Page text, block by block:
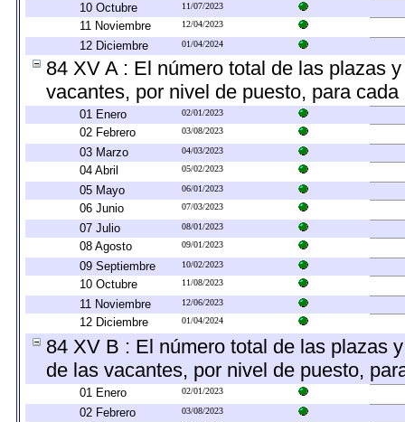
10 Octubre 11/07/2023
11 Noviembre 12/04/2023
12 Diciembre 01/04/2024
84 XV A : El número total de las plazas
vacantes, por nivel de puesto, para
01 Enero 02/01/2023
02 Febrero 03/08/2023
03 Marzo 04/03/2023
04 Abril 05/02/2023
05 Mayo 06/01/2023
06 Junio 07/03/2023
07 Julio 08/01/2023
08 Agosto 09/01/2023
09 Septiembre 10/02/2023
10 Octubre 11/08/2023
11 Noviembre 12/06/2023
12 Diciembre 01/04/2024
84 XV B : El número total de las plazas
de las vacantes, por nivel de puesto,
01 Enero 02/01/2023
02 Febrero 03/08/2023